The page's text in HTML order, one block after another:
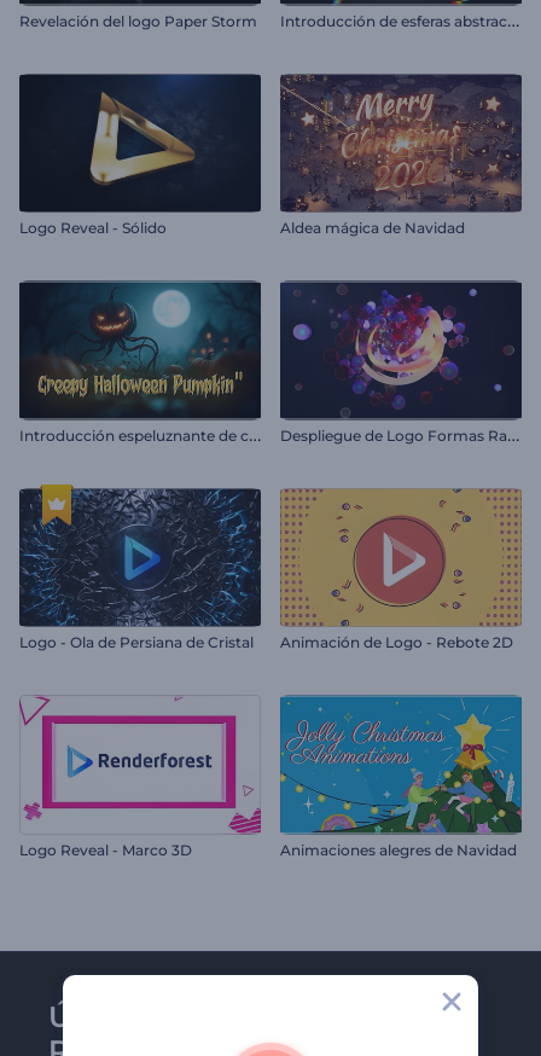
Revelación del logo Paper Storm I
ntroducción de esferas abstractas con glitches
Logo Reveal - Sólido Aldea mágica de Navidad
I
ntroducción espeluznante de calabaza de Halloween D
espliegue de Logo Formas Radiantes
Logo - Ola de Persiana de Cristal Animación de Logo - Rebote 2D
Logo Reveal - Marco 3D Animaciones alegres de Navidad
Únase al boletín de